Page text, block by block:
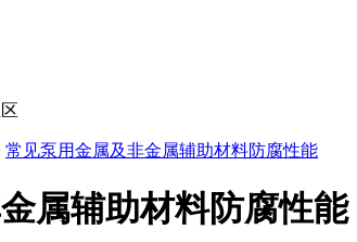
常见泵用金属及非金属辅助材料防腐性能
属辅助材料防腐性能